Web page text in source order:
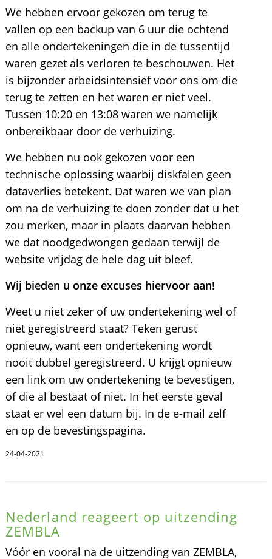
We hebben ervoor gekozen om terug te
vallen op een backup van 6 uur die ochtend
en alle ondertekeningen die in de tussentijd
waren gezet als verloren te beschouwen. Het
is bijzonder arbeidsintensief voor ons om die
terug te zetten en het waren er niet veel.
Tussen 10:20 en 13:08 waren we namelijk
onbereikbaar door de verhuizing.
We hebben nu ook gekozen voor een
technische oplossing waarbij diskfalen geen
dataverlies betekent. Dat waren we van plan
om na de verhuizing te doen zonder dat u het
zou merken, maar in plaats daarvan hebben
we dat noodgedwongen gedaan terwijl de
website vrijdag de hele dag uit bleef.
Wij bieden u onze excuses hiervoor aan!
Weet u niet zeker of uw ondertekening wel of
niet geregistreerd staat? Teken gerust
opnieuw, want een ondertekening wordt
nooit dubbel geregistreerd. U krijgt opnieuw
een link om uw ondertekening te bevestigen,
of die al bestaat of niet. In het eerste geval
staat er wel een datum bij. In de e-mail zelf
en op de bevestingspagina.
24-04-2021
Nederland reageert op uitzending
ZEMBLA
Vóór en vooral na de uitzending van ZEMBLA,